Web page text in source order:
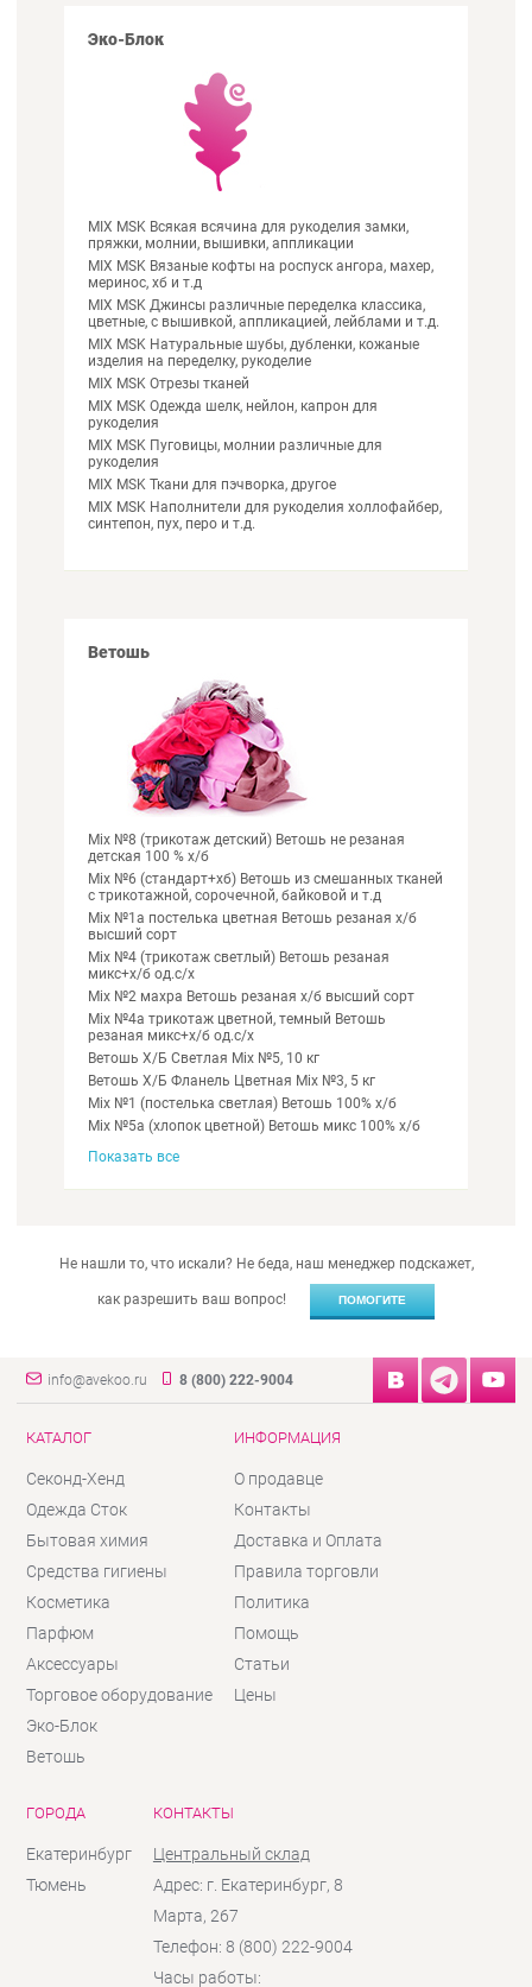
Эко-Блок
MIX MSK Всякая всячина для рукоделия замки,
пряжки, молнии, вышивки, аппликации
MIX MSK Вязаные кофты на роспуск ангора, махер,
меринос, хб и т.д
MIX MSK Джинсы различные переделка классика,
цветные, с вышивкой, аппликацией, лейблами и т.д.
MIX MSK Натуральные шубы, дубленки, кожаные
изделия на переделку, рукоделие
MIX MSK Отрезы тканей
MIX MSK Одежда шелк, нейлон, капрон для
рукоделия
MIX MSK Пуговицы, молнии различные для
рукоделия
MIX MSK Ткани для пэчворка, другое
MIX MSK Наполнители для рукоделия холлофайбер,
синтепон, пух, перо и т.д.
Ветошь
Mix №8 (трикотаж детский) Ветошь не резаная
детская 100 % х/б
Mix №6 (стандарт+хб) Ветошь из смешанных тканей
с трикотажной, сорочечной, байковой и т.д
Mix №1а постелька цветная Ветошь резаная х/б
высший сорт
Mix №4 (трикотаж светлый) Ветошь резаная
микс+х/б од.с/х
Mix №2 махра Ветошь резаная х/б высший сорт
Mix №4а трикотаж цветной, темный Ветошь
резаная микс+х/б од.с/х
Ветошь Х/Б Светлая Mix №5, 10 кг
Ветошь Х/Б Фланель Цветная Mix №3, 5 кг
Mix №1 (постелька светлая) Ветошь 100% х/б
Mix №5а (хлопок цветной) Ветошь микс 100% х/б
Показать все
Не нашли то, что искали? Не беда, наш менеджер подскажет,
как разрешить ваш вопрос! ПОМОГИТЕ
info@avekoo.ru 8 (800) 222-9004
КАТАЛОГ
Секонд-Хенд
Одежда Сток
Бытовая химия
Средства гигиены
Косметика
Парфюм
Аксессуары
Торговое оборудование
Эко-Блок
Ветошь
ИНФОРМАЦИЯ
О продавце
Контакты
Доставка и Оплата
Правила торговли
Политика
Помощь
Статьи
Цены
ГОРОДА
Екатеринбург
Тюмень
КОНТАКТЫ
Центральный склад
Адрес: г. Екатеринбург, 8
Марта, 267
Телефон: 8 (800) 222-9004
Часы работы: